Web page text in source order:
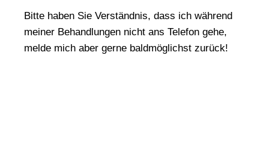
Bitte haben Sie Verständnis, dass ich während
meiner Behandlungen nicht ans Telefon gehe,
melde mich aber gerne baldmöglichst zurück!